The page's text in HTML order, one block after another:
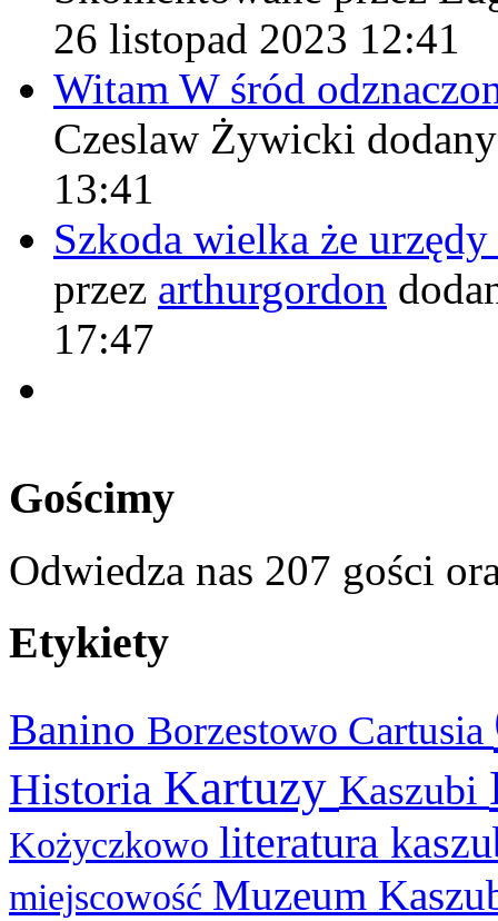
26 listopad 2023 12:41
Witam W śród
Czeslaw Żywicki
13:41
Szkoda wielka że
przez arthurgordon
17:47
Gościmy
Odwiedza nas 207 gości
Etykiety
Banino Borzestowo Cartusia
Historia Kartuzy Kaszubi
Kożyczkowo literatura
miejscowość Muzeum